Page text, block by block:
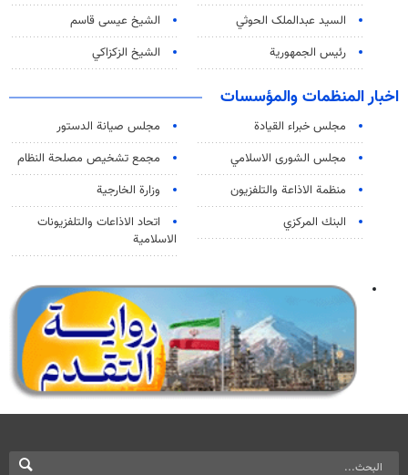
السید عبدالملک الحوثي
الشيخ عيسى قاسم
رئيس الجمهورية
الشيخ الزكزاكي
اخبار المنظمات والمؤسسات
مجلس خبراء القيادة
مجلس صيانة الدستور
مجلس الشورى الاسلامي
مجمع تشخيص مصلحة النظام
منظمة الاذاعة والتلفزیون
وزارة الخارجية
البنك المركزي
اتحاد الاذاعات والتلفزيونات
الاسلامية